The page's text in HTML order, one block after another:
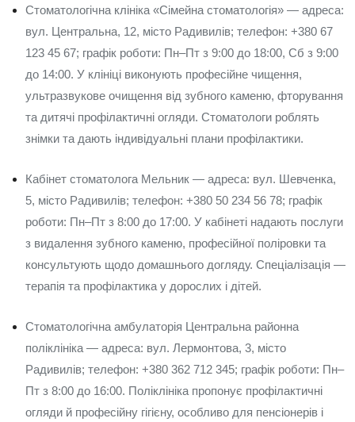
Стоматологічна клініка «Сімейна стоматологія» — адреса:
вул. Центральна, 12, місто Радивилів; телефон: +380 67
123 45 67; графік роботи: Пн–Пт з 9:00 до 18:00, Сб з 9:00
до 14:00. У клініці виконують професійне чищення,
ультразвукове очищення від зубного каменю, фторування
та дитячі профілактичні огляди. Стоматологи роблять
знімки та дають індивідуальні плани профілактики.
Кабінет стоматолога Мельник — адреса: вул. Шевченка,
5, місто Радивилів; телефон: +380 50 234 56 78; графік
роботи: Пн–Пт з 8:00 до 17:00. У кабінеті надають послуги
з видалення зубного каменю, професійної поліровки та
консультують щодо домашнього догляду. Спеціалізація —
терапія та профілактика у дорослих і дітей.
Стоматологічна амбулаторія Центральна районна
поліклініка — адреса: вул. Лермонтова, 3, місто
Радивилів; телефон: +380 362 712 345; графік роботи: Пн–
Пт з 8:00 до 16:00. Поліклініка пропонує профілактичні
огляди й професійну гігієну, особливо для пенсіонерів і